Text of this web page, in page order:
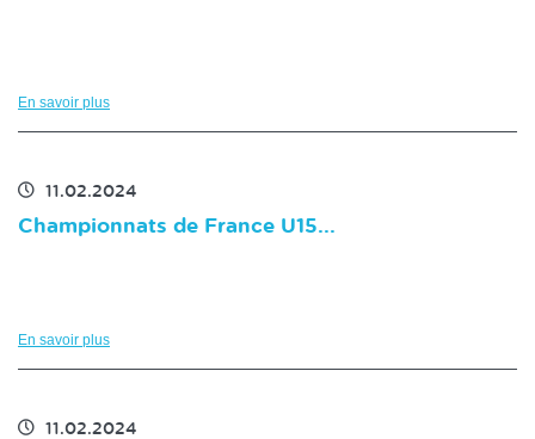
En savoir plus
11.02.2024
Championnats de France U15...
En savoir plus
11.02.2024